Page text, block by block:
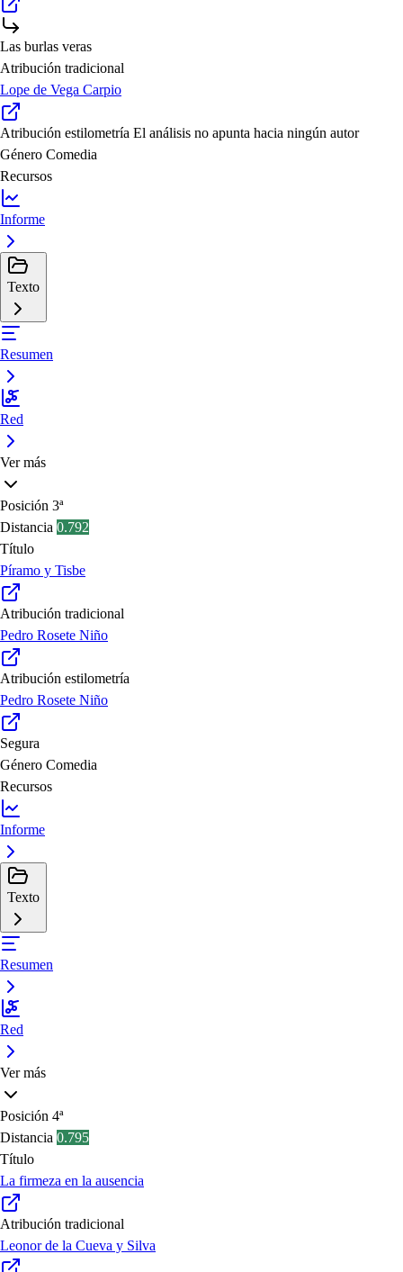
Las burlas veras
Atribución tradicional
Lope de Vega Carpio
Atribución estilometría El análisis no apunta hacia ningún autor
Género Comedia
Recursos
Informe
Texto
Resumen
Red
Ver más
Posición 3ª
Distancia 0.792
Título
Píramo y Tisbe
Atribución tradicional
Pedro Rosete Niño
Atribución estilometría
Pedro Rosete Niño
Segura
Género Comedia
Recursos
Informe
Texto
Resumen
Red
Ver más
Posición 4ª
Distancia 0.795
Título
La firmeza en la ausencia
Atribución tradicional
Leonor de la Cueva y Silva